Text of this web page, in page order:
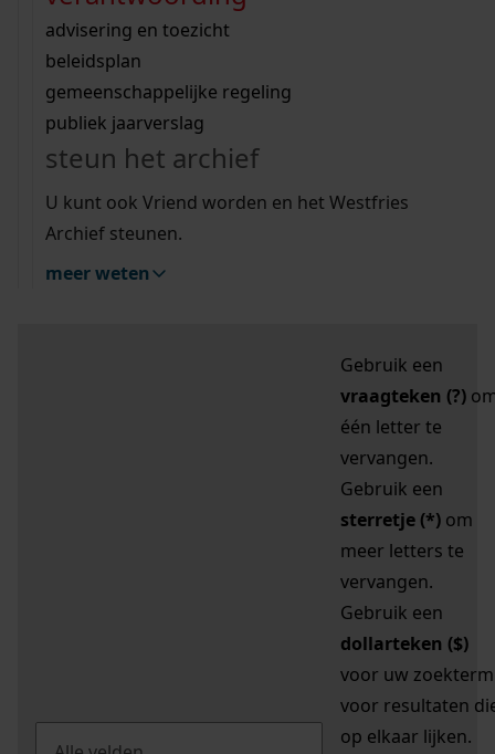
bouwvergunningen
omgevingsvergunningen
vergunningen
beeld en geluid
uitleg nodig?
Wij helpen u op weg met een aantal zoektips.
bekijk alle zoektips
Wij helpen u op weg met een aantal zoektips.
bekijk alle zoektips
bekijk ons geschiedenislokaal
advisering en toezicht
beleidsplan
gemeenschappelijke regeling
publiek jaarverslag
steun het archief
U kunt ook Vriend worden en het Westfries
Archief steunen.
meer weten
zoektips
Mijn Studiezaal (inloggen)
uw zoekopdracht te
Gebruik een
vraagteken (?)
één letter te
vervangen.
Gebruik een
sterretje (*) om
meer letters te
vervangen.
Gebruik een
dollarteken ($)
voor uw zoekterm
voor resultaten
op elkaar lijken.